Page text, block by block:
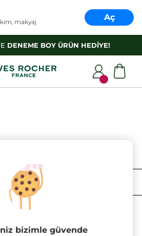
makyaj Aç
DENEME BOY ÜRÜN HEDİYE!
SIRALAMA
bizimle güvende